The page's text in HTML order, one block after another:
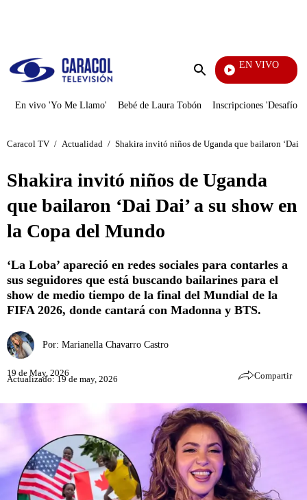
Enviar
EN VIVO
En vivo 'Yo Me Llamo' Bebé de Laura Tobón Inscripciones 'Desafío'
Caracol TV / Actualidad / Shakira invitó niños de Uganda que bailaron ‘Dai
Shakira invitó niños de Uganda
que bailaron ‘Dai Dai’ a su show en
la Copa del Mundo
‘La Loba’ apareció en redes sociales para contarles a
sus seguidores que está buscando bailarines para el
show de medio tiempo de la final del Mundial de la
FIFA 2026, donde cantará con Madonna y BTS.
Por: Marianella Chavarro Castro
19 de May, 2026
Actualizado: 19 de may, 2026 Compartir